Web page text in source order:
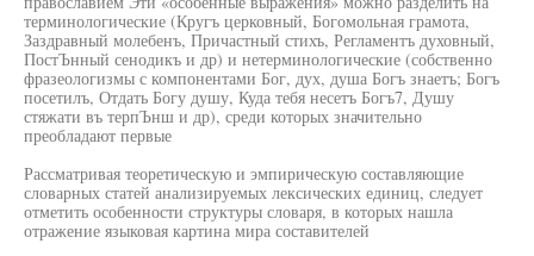
терминологические (Кругъ церковный, Богомольная грамота,
Заздравный молебенъ, Причастный стихъ, Регламентъ духовный,
ПостЪнный сенодикъ и др) и нетерминологические (собственно
фразеологизмы с компонентами Бог, дух, душа Богъ знаетъ; Богъ
посетилъ, Отдать Богу душу, Куда тебя несетъ Богъ7, Душу
стяжати въ терпЪнш и др), среди которых значительно
преобладают первые
Рассматривая теоретическую и эмпирическую составляющие
словарных статей анализируемых лексических единиц, следует
отметить особенности структуры словаря, в которых нашла
отражение языковая картина мира составителей